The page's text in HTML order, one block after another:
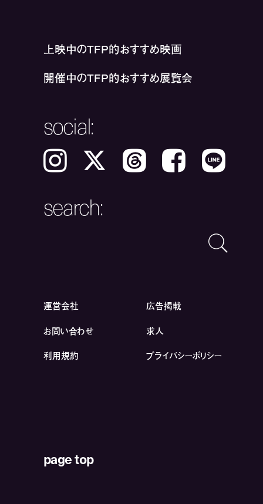
上映中のTFP的おすすめ映画
開催中のTFP的おすすめ展覧会
social:
Instagram 𝕏 Threads Facebook LINE
search:
運営会社
広告掲載
お問い合わせ
求人
利用規約 プライバシーポリシー
page top